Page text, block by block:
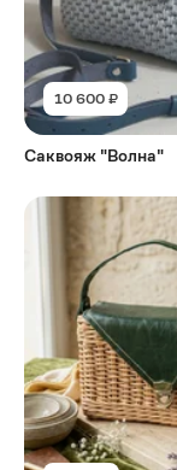
10 600 ₽
Саквояж "Волна"